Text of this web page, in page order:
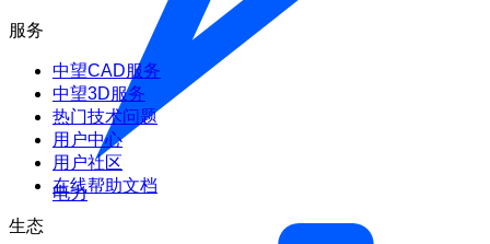
电力
服务
中望CAD服务
中望3D服务
热门技术问题
用户中心
用户社区
在线帮助文档
生态